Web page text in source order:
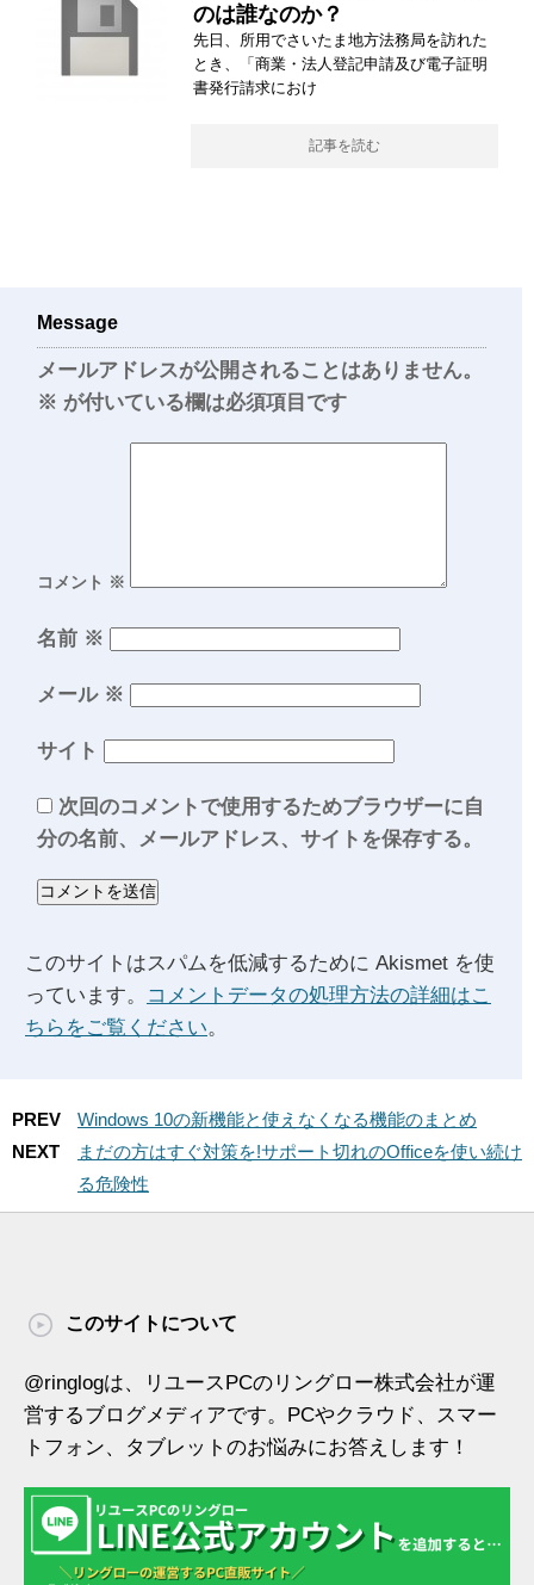
のは誰なのか？
先日、所用でさいたま地方法務局を訪れた
とき、「商業・法人登記申請及び電子証明
書発行請求におけ
記事を読む
Message
メールアドレスが公開されることはありません。
※ が付いている欄は必須項目です
コメント ※
名前 ※
メール ※
サイト
次回のコメントで使用するためブラウザーに自
分の名前、メールアドレス、サイトを保存する。
このサイトはスパムを低減するために Akismet を使
っています。
コメントデータの処理方法の詳細はこ
ちらをご覧ください。
PREV
Windows 10の新機能と使えなくなる機能のまとめ
NEXT
まだの方はすぐ対策を!サポート切れのOfficeを使い続け
る危険性
このサイトについて
@ringlogは、リユースPCのリングロー株式会社が運
営するブログメディアです。PCやクラウド、スマー
トフォン、タブレットのお悩みにお答えします！